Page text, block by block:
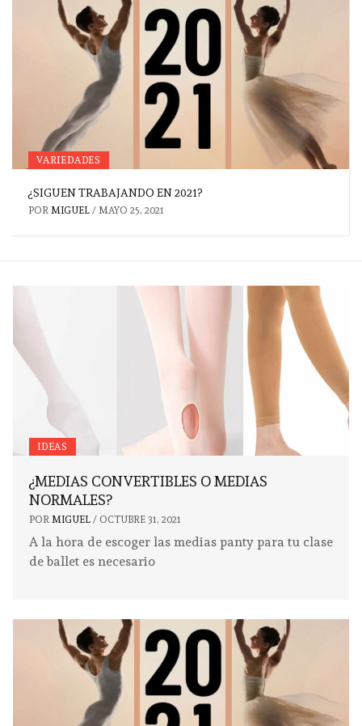
VARIEDADES
¿SIGUEN TRABAJANDO EN 2021?
POR MIGUEL / MAYO 25, 2021
IDEAS
¿MEDIAS CONVERTIBLES O MEDIAS
NORMALES?
POR MIGUEL / OCTUBRE 31, 2021
A la hora de escoger las medias panty para tu clase
de ballet es necesario